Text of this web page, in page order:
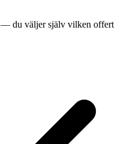
— du väljer själv vilken offert